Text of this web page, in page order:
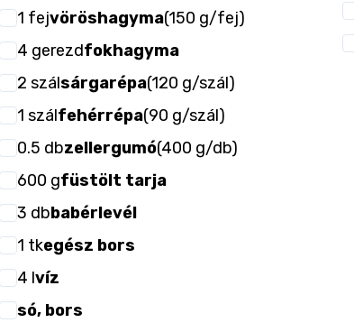
1 fejvöröshagyma(150 g/fej)
4 gerezdfokhagyma
2 szálsárgarépa(120 g/szál)
1 szálfehérrépa(90 g/szál)
0.5 dbzellergumó(400 g/db)
600 gfüstölt tarja
3 dbbabérlevél
1 tkegész bors
4 lvíz
só, bors